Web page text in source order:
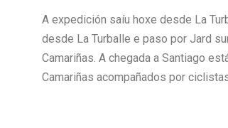
A expedición saíu hoxe desde La
desde La Turballe e paso por Jard
Camariñas. A chegada a Santiago
Camariñas acompañados por